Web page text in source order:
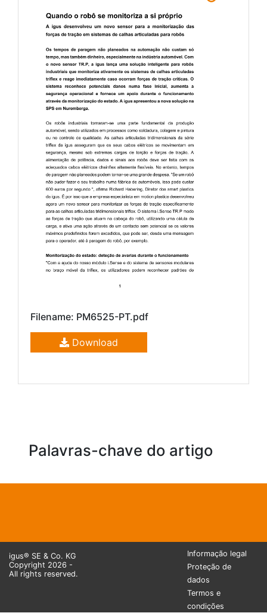
Filename: PM6525-PT.pdf
Download
Palavras-chave do artigo
igus® SE & Co. KG
Copyright 2026 -
All rights reserved.
Informação legal
Proteção de
dados
Termos e
condições